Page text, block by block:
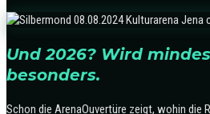
Und 2026? Wird
besonders.
Schon die ArenaOuvertüre zeigt, wohin die